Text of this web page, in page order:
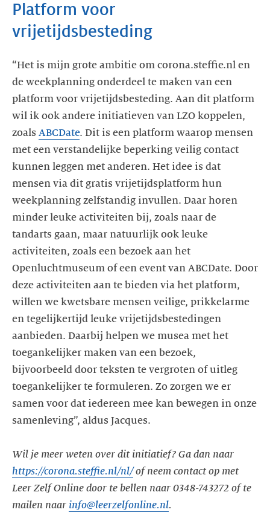
Platform voor
“Het is mijn grote ambitie om corona.steffie.nl en
de weekplanning onderdeel te maken van een
platform voor vrijetijdsbesteding. Aan dit platform
wil ik ook andere initiatieven van LZO koppelen,
zoals ABCDate. Dit is een platform waarop mensen
met een verstandelijke beperking veilig contact
kunnen leggen met anderen. Het idee is dat
mensen via dit gratis vrijetijdsplatform hun
weekplanning zelfstandig invullen. Daar horen
minder leuke activiteiten bij, zoals naar de
tandarts gaan, maar natuurlijk ook leuke
activiteiten, zoals een bezoek aan het
Openluchtmuseum of een event van ABCDate. Door
deze activiteiten aan te bieden via het platform,
willen we kwetsbare mensen veilige, prikkelarme
en tegelijkertijd leuke vrijetijdsbestedingen
aanbieden. Daarbij helpen we musea met het
toegankelijker maken van een bezoek,
bijvoorbeeld door teksten te vergroten of uitleg
toegankelijker te formuleren. Zo zorgen we er
samen voor dat iedereen mee kan bewegen in onze
samenleving”, aldus Jacques.
Wil je meer weten over dit initiatief? Ga dan naar
https://corona.steffie.nl/nl/of neem contact op met
Leer Zelf Online door te bellen naar 0348-743272 of te
mailen naar info@leerzelfonline.nl.